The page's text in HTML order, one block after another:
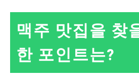
맥주 맛집을 찾
한 포인트는?